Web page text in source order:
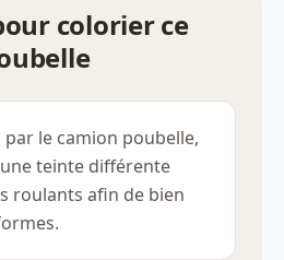
colorier ce
par le camion poubelle,
teinte différente
roulants afin de bien